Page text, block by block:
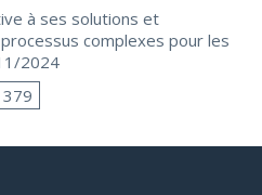
à ses solutions et
complexes pour les
2024
379